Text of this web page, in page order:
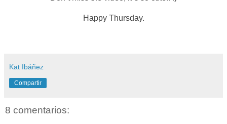
Happy Thursday.
Kat Ibáñez
Compartir
8 comentarios: